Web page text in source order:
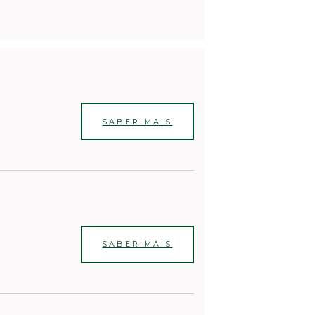
SABER MAIS
SABER MAIS